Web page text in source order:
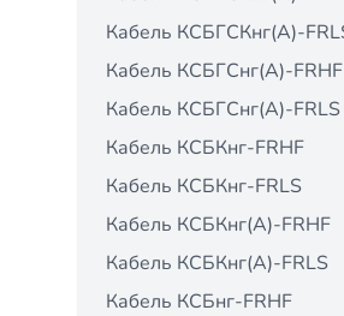
Кабель КСБГСКнг(А)-
Кабель КСБГСнг(А)-FRHF
Кабель КСБГСнг(А)-FRLS
Кабель КСБКнг-FRHF
Кабель КСБКнг-FRLS
Кабель КСБКнг(А)-FRHF
Кабель КСБКнг(А)-FRLS
Кабель КСБнг-FRHF